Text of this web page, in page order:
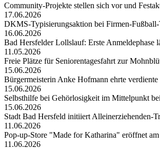
Community-Projekte stellen sich vor und
17.06.2026
DKMS-Typisierungsaktion bei Firmen-
16.06.2026
Bad Hersfelder Lollslauf: Erste Anmeldephase
11.05.2026
Freie Plätze für Seniorentagesfahrt zur
15.06.2026
Bürgermeisterin Anke Hofmann ehrte verdiente
15.06.2026
Selbsthilfe bei Gehörlosigkeit im Mittelpunkt
15.06.2026
Stadt Bad Hersfeld initiiert Alleinerziehenden-
11.06.2026
Pop-up-Store "Made for Katharina" eröffnet
11.06.2026